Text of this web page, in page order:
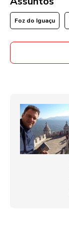
Foz do Iguaçu